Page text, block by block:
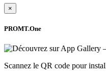
×
PROMT.One
Scannez le QR code pour